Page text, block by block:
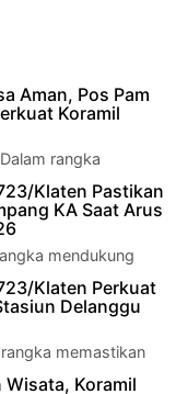
Aman, Pos Pam
Koramil
rangka
ketertiban
Basrowi
Klaten Pastikan
KA Saat Arus
mendukung
arus balik
(…
Klaten Perkuat
Delanggu
memastikan
arus mudik
Wisata, Koramil